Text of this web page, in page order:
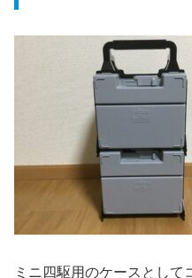
ミニ四駆用のケースとし